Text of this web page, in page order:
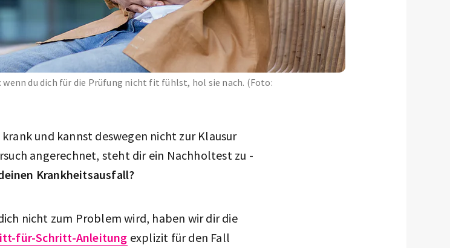
du dich für die Prüfung nicht fit fühlst, hol sie nach. (Foto:
und kannst deswegen nicht zur Klausur
angerechnet, steht dir ein Nachholtest zu -
Krankheitsausfall?
nicht zum Problem wird, haben wir dir die
für-Schritt-Anleitung explizit für den Fall